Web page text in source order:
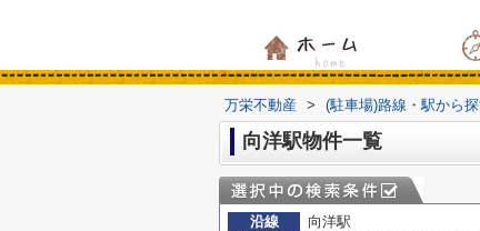
万栄不動産 > (駐車場)路線・駅から
向洋駅物件一覧
沿線
向洋駅